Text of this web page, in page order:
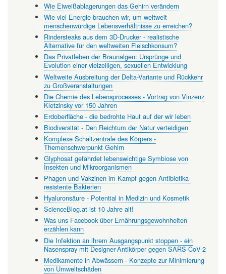
Wie Eiweißablagerungen das Gehirn verändern
Wie viel Energie brauchen wir, um weltweit
menschenwürdige Lebensverhältnisse zu erreichen?
Rindersteaks aus dem 3D-Drucker - realistische
Alternative für den weltweiten Fleischkonsum?
Das Privatleben der Braunalgen: Ursprünge und
Evolution einer vielzelligen, sexuellen Entwicklung
Weltweite Ausbreitung der Delta-Variante und Rückkehr
zu Großveranstaltungen
Die Chemie des Lebensprocesses - Vortrag von Vinzenz
Kletzinsky vor 150 Jahren
Erdoberfläche - die bedrohte Haut auf der wir leben
Biodiversität - Den Reichtum der Natur verteidigen
Komplexe Schaltzentrale des Körpers -
Themenschwerpunkt Gehirn
Glyphosat gefährdet lebenswichtige Symbiose von
Insekten und Mikroorganismen
Phagen und Vakzinen im Kampf gegen Antibiotika-
resistente Bakterien
Hyaluronsäure - Potential in Medizin und Kosmetik
ScienceBlog.at ist 10 Jahre alt!
Was uns Facebook über Ernährungsgewohnheiten
erzählen kann
Die Infektion an ihrem Ausgangspunkt stoppen - ein
Nasenspray mit Designer-Antikörper gegen SARS-CoV-2
Medikamente in Abwässern - Konzepte zur Minimierung
von Umweltschäden